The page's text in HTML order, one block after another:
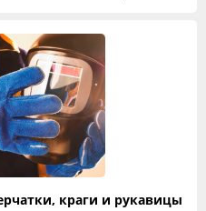
краги и рукавицы